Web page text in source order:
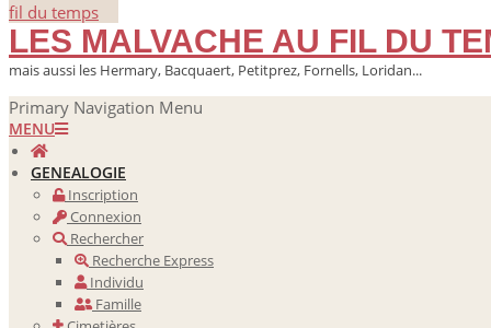
LES MALVACHE AU FIL DU
mais aussi les Hermary, Bacquaert, Petitprez, Fornells, Loridan...
Primary Navigation Menu
MENU
GENEALOGIE
Inscription
Connexion
Rechercher
Recherche Express
Individu
Famille